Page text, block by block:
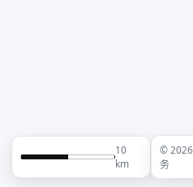
10
km
© 2026
务